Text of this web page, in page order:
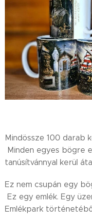
Mindössze 100 darab
Minden egyes bögre
tanúsítvánnyal kerül
Ez nem csupán egy
Ez egy emlék. Egy
Emlékpark